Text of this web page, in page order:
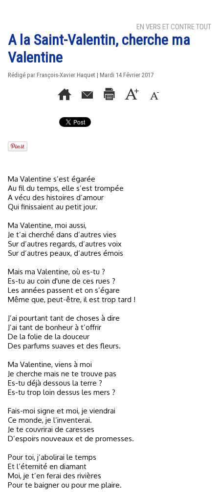
EN VERS ET CONTRE TOUT
A la Saint-Valentin, cherche ma
Valentine
Rédigé par François-Xavier Haquet | Mardi 14 Février 2017
Ma Valentine s’est égarée
Au fil du temps, elle s’est trompée
A vécu des histoires d’amour
Qui finissaient au petit jour.
Ma Valentine, moi aussi,
Je t’ai cherché dans d’autres vies
Sur d’autres regards, d’autres voix
Sur d’autres peaux, d’autres émois
Mais ma Valentine, où es-tu ?
Es-tu au coin d'une de ces rues ?
Les années passent et on s’égare
Même que, peut-être, il est trop tard !
J’ai pourtant tant de choses à dire
J’ai tant de bonheur à t’offrir
De la folie de la douceur
Des parfums suaves et des fleurs.
Ma Valentine, viens à moi
Je cherche mais ne te trouve pas
Es-tu déjà dessous la terre ?
Es-tu trop loin dessus les mers ?
Fais-moi signe et moi, je viendrai
Ce monde, je l’inventerai.
Je te couvrirai de caresses
D’espoirs nouveaux et de promesses.
Pour toi, j’abolirai le temps
Et l’éternité en diamant
Moi, je t’en ferai des rivières
Pour te baigner ou pour me plaire.